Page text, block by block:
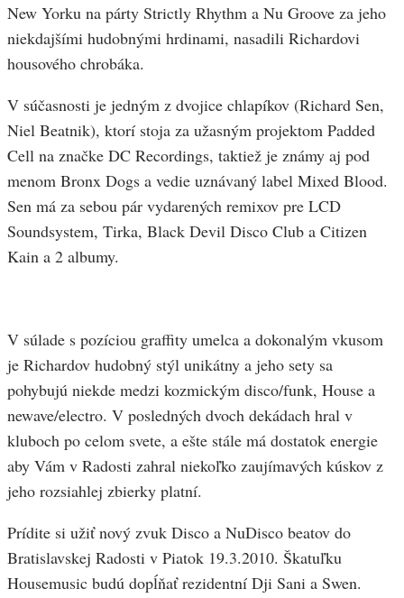
New Yorku na párty Strictly Rhythm a Nu Groove za jeho
niekdajšími hudobnými hrdinami, nasadili Richardovi
housového chrobáka.
V súčasnosti je jedným z dvojice chlapíkov (Richard Sen,
Niel Beatnik), ktorí stoja za užasným projektom Padded
Cell na značke DC Recordings, taktiež je známy aj pod
menom Bronx Dogs a vedie uznávaný label Mixed Blood.
Sen má za sebou pár vydarených remixov pre LCD
Soundsystem, Tirka, Black Devil Disco Club a Citizen
Kain a 2 albumy.
V súlade s pozíciou graffity umelca a dokonalým vkusom
je Richardov hudobný stýl unikátny a jeho sety sa
pohybujú niekde medzi kozmickým disco/funk, House a
newave/electro. V posledných dvoch dekádach hral v
kluboch po celom svete, a ešte stále má dostatok energie
aby Vám v Radosti zahral niekoľko zaujímavých kúskov z
jeho rozsiahlej zbierky platní.
Prídite si užiť nový zvuk Disco a NuDisco beatov do
Bratislavskej Radosti v Piatok 19.3.2010. Škatuľku
Housemusic budú dopĺňať rezidentní Dji Sani a Swen.